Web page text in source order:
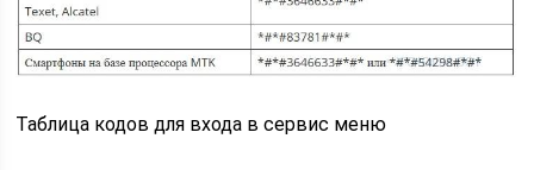
Таблица кодов для входа в сервис меню